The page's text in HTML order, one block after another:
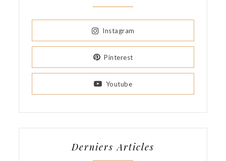
Instagram
Pinterest
Youtube
Derniers Articles